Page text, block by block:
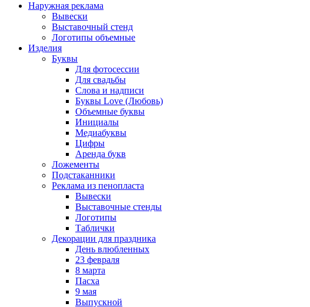
Наружная реклама
Вывески
Выставочный стенд
Логотипы объемные
Изделия
Буквы
Для фотосессии
Для свадьбы
Слова и надписи
Буквы Love (Любовь)
Объемные буквы
Инициалы
Медиабуквы
Цифры
Аренда букв
Ложементы
Подстаканники
Реклама из пенопласта
Вывески
Выставочные стенды
Логотипы
Таблички
Декорации для праздника
День влюбленных
23 февраля
8 марта
Пасха
9 мая
Выпускной